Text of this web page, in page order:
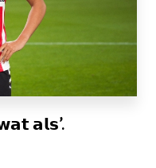
𝗮𝗹𝘀’.